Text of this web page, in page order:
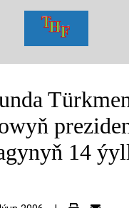
14